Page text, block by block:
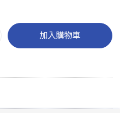
加入購物車